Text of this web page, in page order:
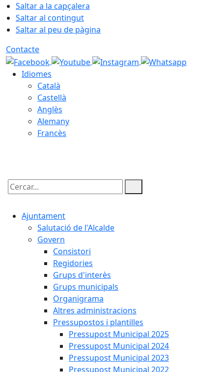
Saltar a la capçalera
Saltar al contingut
Saltar al peu de pàgina
Contacte
Idiomes
Català
Castellà
Anglès
Alemany
Francès
Cercar:
Ajuntament
Salutació de l'Alcalde
Govern
Consistori
Regidories
Grups d'interès
Grups municipals
Organigrama
Altres administracions
Pressupostos i plantilles
Pressupost Municipal 2025
Pressupost Municipal 2024
Pressupost Municipal 2023
Pressupost Municipal 2022